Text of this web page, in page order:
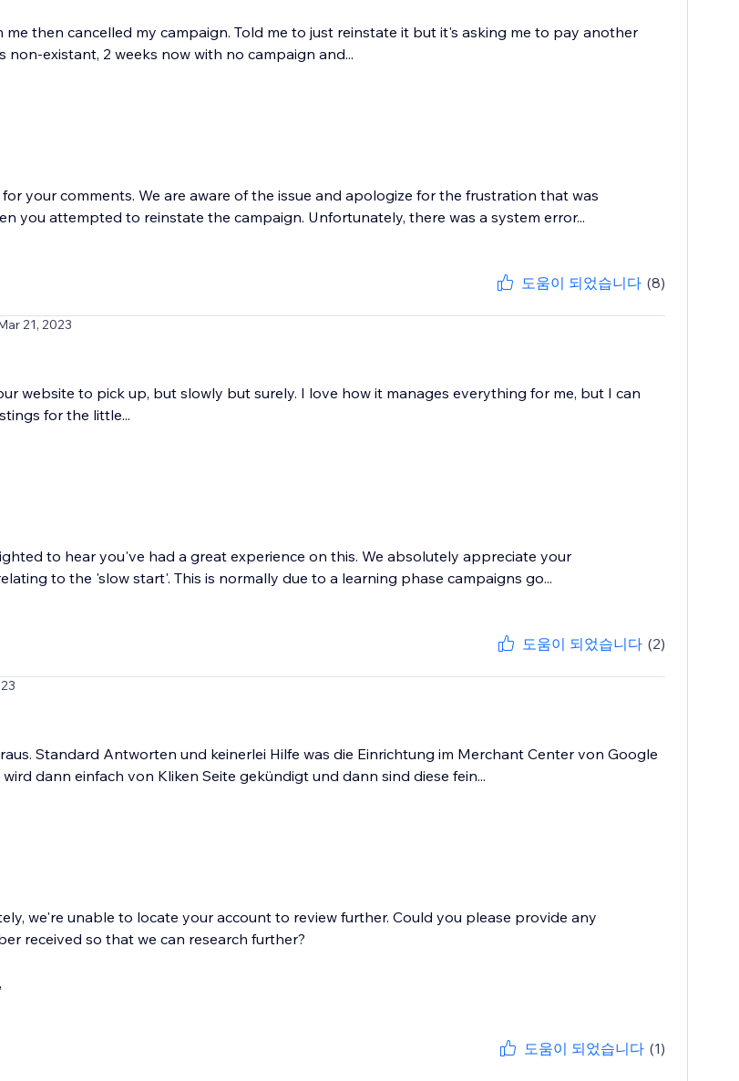
then cancelled my campaign. Told me to just reinstate it but it's asking me to pay another
non-existant, 2 weeks now with no campaign and...
your comments. We are aware of the issue and apologize for the frustration that was
you attempted to reinstate the campaign. Unfortunately, there was a system error...
도움이 되었습니다 (8)
21, 2023
website to pick up, but slowly but surely. I love how it manages everything for me, but I can
for the little...
to hear you've had a great experience on this. We absolutely appreciate your
to the 'slow start'. This is normally due to a learning phase campaigns go...
도움이 되었습니다 (2)
Standard Antworten und keinerlei Hilfe was die Einrichtung im Merchant Center von Google
dann einfach von Kliken Seite gekündigt und dann sind diese fein...
we're unable to locate your account to review further. Could you please provide any
received so that we can research further?
도움이 되었습니다 (1)